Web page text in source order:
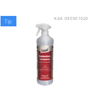
Tip Kód: 090301020